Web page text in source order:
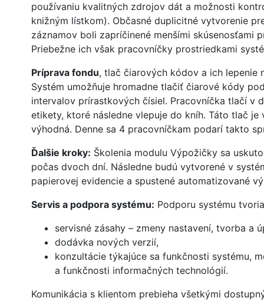
používaniu kvalitných zdrojov dát a možnosti
knižným lístkom). Občasné duplicitné vytvorenie
záznamov boli zapríčinené menšími skúsenosťami
Priebežne ich však pracovníčky prostriedkami
Príprava fondu, tlač čiarových kódov a ich lepenie
Systém umožňuje hromadne tlačiť čiarové kódy
intervalov prírastkových čísiel. Pracovníčka tlačí v
etikety, ktoré následne vlepuje do kníh. Táto tlač je
výhodná. Denne sa 4 pracovníčkam podarí takto
Ďalšie kroky: Školenia modulu Výpožičky sa
počas dvoch dní. Následne budú vytvorené v
papierovej evidencie a spustené automatizované
Servis a podpora systému: Podporu systému
servisné zásahy – zmeny nastavení, tvorba a
dodávka nových verzií,
konzultácie týkajúce sa funkčnosti systému,
a funkčnosti informačných technológií.
Komunikácia s klientom prebieha všetkými